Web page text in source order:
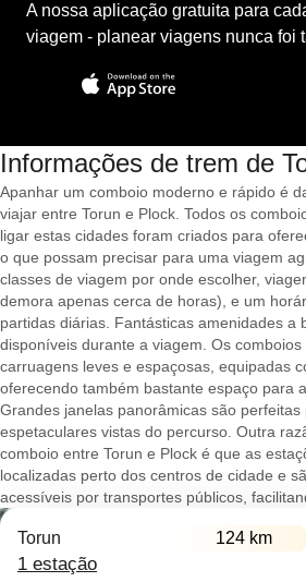
A nossa aplicação gratuita para
viagem - planear viagens nunca foi
Informações de trem de
Apanhar um comboio moderno e rápido é
viajar entre Torun e Plock. Todos os
ligar estas cidades foram criados para
o que possam precisar para uma viagem
classes de viagem por onde escolher,
demora apenas cerca de horas), e um
partidas diárias. Fantásticas amenidades a
disponíveis durante a viagem. Os
carruagens leves e espaçosas, equipadas
oferecendo também bastante espaço para
Grandes janelas panorâmicas são
espetaculares vistas do percurso. Outra
comboio entre Torun e Plock é que as
localizadas perto dos centros de cidade e
acessíveis por transportes públicos,
Torun 124 km
1 estação